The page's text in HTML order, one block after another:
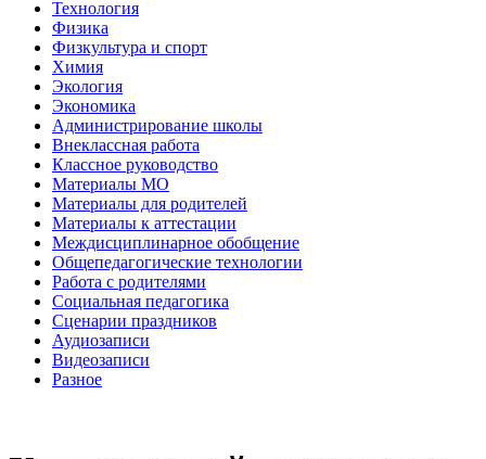
Технология
Физика
Физкультура и спорт
Химия
Экология
Экономика
Администрирование школы
Внеклассная работа
Классное руководство
Материалы МО
Материалы для родителей
Материалы к аттестации
Междисциплинарное обобщение
Общепедагогические технологии
Работа с родителями
Социальная педагогика
Сценарии праздников
Аудиозаписи
Видеозаписи
Разное